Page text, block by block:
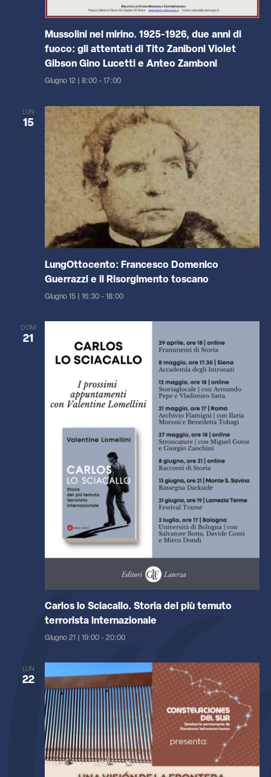
Mussolini nel mirino. 1925-1926, due anni di
fuoco: gli attentati di Tito Zaniboni Violet
Gibson Gino Lucetti e Anteo Zamboni
Giugno 12 | 8:00- 17:00
LUN
15
LungOttocento: Francesco Domenico
Guerrazzi e il Risorgimento toscano
Giugno 15 | 16:30- 18:00
DOM
21
Carlos lo Sciacallo. Storia del più temuto
terrorista internazionale
Giugno 21 | 19:00- 20:00
LUN
22